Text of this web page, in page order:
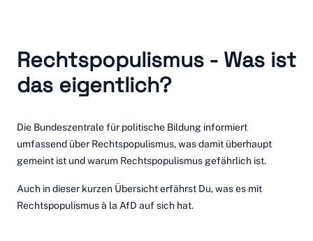
Rechtspopulismus - Was ist
das eigentlich?
Die Bundeszentrale für politische Bildung informiert
umfassend über Rechtspopulismus, was damit überhaupt
gemeint ist und warum Rechtspopulismus gefährlich ist.
Auch indieser kurzen Übersichterfährst Du, was es mit
Rechtspopulismus à la AfD auf sich hat.